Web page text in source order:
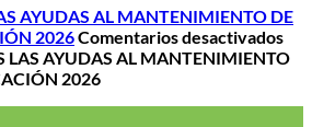
AYUDAS AL MANTENIMIENTO DE
2026Comentarios desactivados
LAS AYUDAS AL MANTENIMIENTO
2026